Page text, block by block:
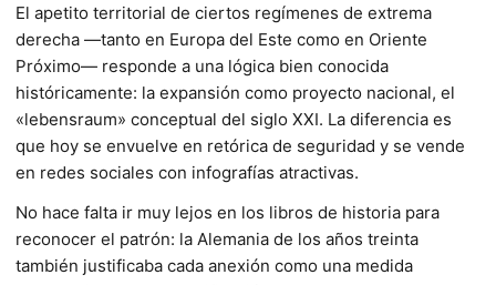
El apetito territorial de ciertos regímenes de extrema
derecha —tanto en Europa del Este como en Oriente
Próximo— responde a una lógica bien conocida
históricamente: la expansión como proyecto nacional, el
«lebensraum» conceptual del siglo XXI. La diferencia es
que hoy se envuelve en retórica de seguridad y se vende
en redes sociales con infografías atractivas.
No hace falta ir muy lejos en los libros de historia para
reconocer el patrón: la Alemania de los años treinta
también justificaba cada anexión como una medida